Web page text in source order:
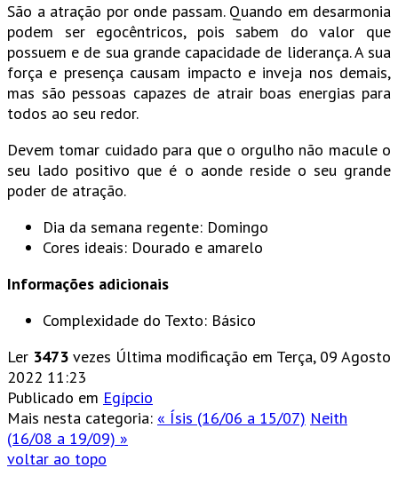
São a atração por onde passam. Quando em desarmonia
podem ser egocêntricos, pois sabem do valor que
possuem e de sua grande capacidade de liderança. A sua
força e presença causam impacto e inveja nos demais,
mas são pessoas capazes de atrair boas energias para
todos ao seu redor.
Devem tomar cuidado para que o orgulho não macule o
seu lado positivo que é o aonde reside o seu grande
poder de atração.
Dia da semana regente: Domingo
Cores ideais: Dourado e amarelo
Informações adicionais
Complexidade do Texto: Básico
Ler 3473 vezes Última modificação em Terça, 09 Agosto
2022 11:23
Publicado em Egípcio
Mais nesta categoria: « Ísis (16/06 a 15/07) Neith
(16/08 a 19/09) »
voltar ao topo